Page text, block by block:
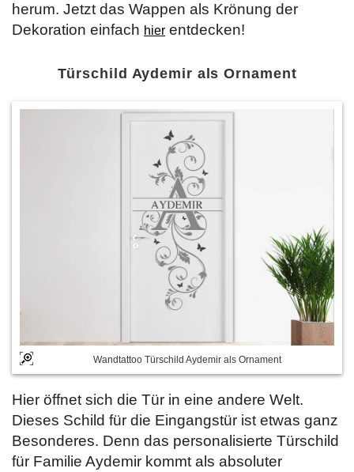
herum. Jetzt das Wappen als Krönung der
Dekoration einfach hier entdecken!
Türschild Aydemir als Ornament
Wandtattoo Türschild Aydemir als Ornament
Hier öffnet sich die Tür in eine andere Welt.
Dieses Schild für die Eingangstür ist etwas ganz
Besonderes. Denn das personalisierte Türschild
für Familie Aydemir kommt als absoluter